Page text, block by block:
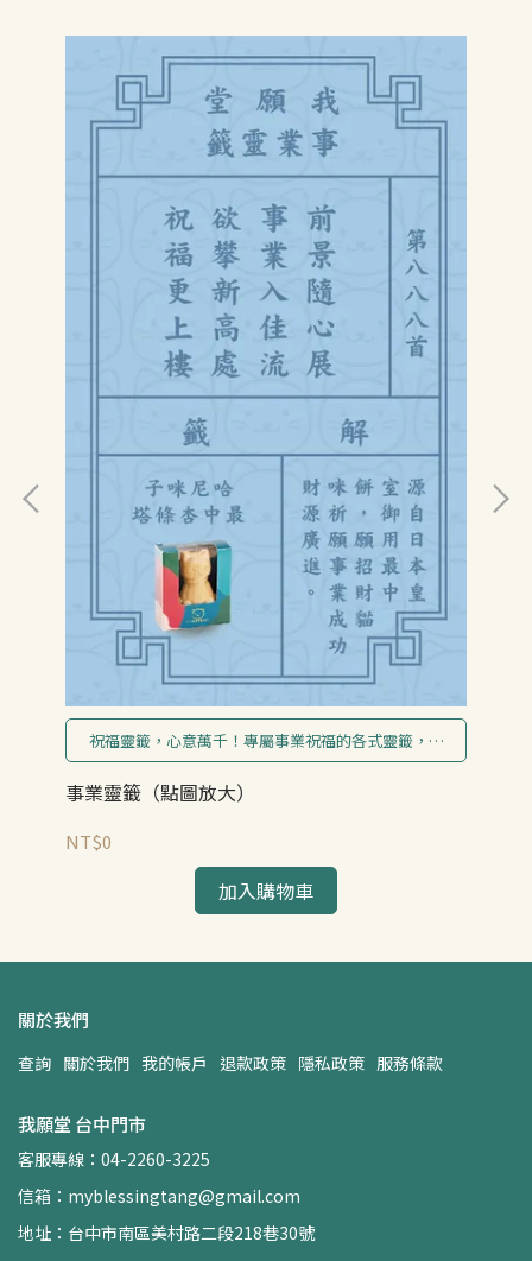
祝福靈籤，心意萬千！專屬事業祝福的各式靈籤，幫
您傳遞真摯的送禮心意。
事業靈籤（點圖放大）
NT$0
加入購物車
關於我們
查詢 關於我們 我的帳戶 退款政策 隱私政策 服務條款
我願堂 台中門市
客服專線：04-2260-3225
信箱：myblessingtang@gmail.com
地址：台中市南區美村路二段218巷30號